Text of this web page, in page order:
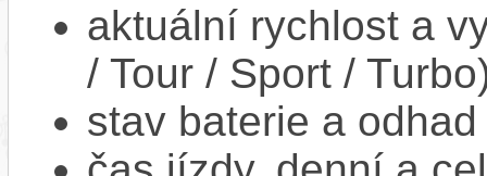
aktuální rychlost a
/ Tour / Sport /
stav baterie a